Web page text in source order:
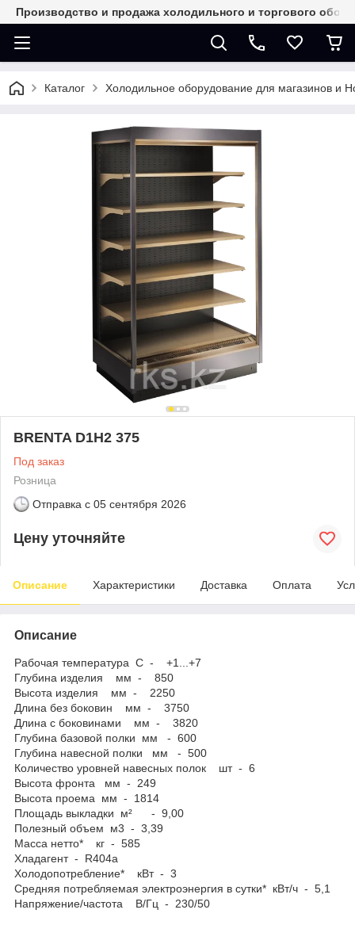
Производство и продажа холодильного и торгового
Каталог Холодильное оборудование для магазинов и
BRENTA D1H2 375
Под заказ
Розница
Отправка с 05 сентября 2026
Цену уточняйте
Описание Характеристики Доставка Оплата
Описание
Рабочая температура C - +1...+7
Глубина изделия мм - 850
Высота изделия мм - 2250
Длина без боковин мм - 3750
Длина с боковинами мм - 3820
Глубина базовой полки мм - 600
Глубина навесной полки мм - 500
Количество уровней навесных полок шт - 6
Высота фронта мм - 249
Высота проема мм - 1814
Площадь выкладки м² - 9,00
Полезный объем м3 - 3,39
Масса нетто* кг - 585
Хладагент - R404a
Холодопотребление* кВт - 3
Средняя потребляемая электроэнергия в сутки* кВт/ч - 5,1
Напряжение/частота В/Гц - 230/50